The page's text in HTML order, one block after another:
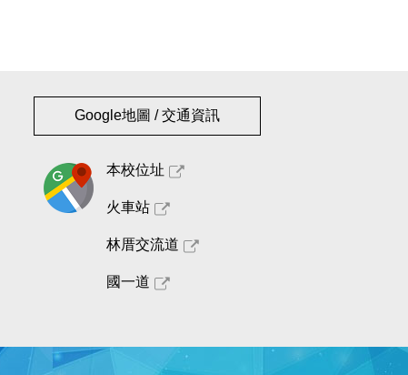
Google地圖 / 交通資訊
本校位址
火車站
林厝交流道
國一道